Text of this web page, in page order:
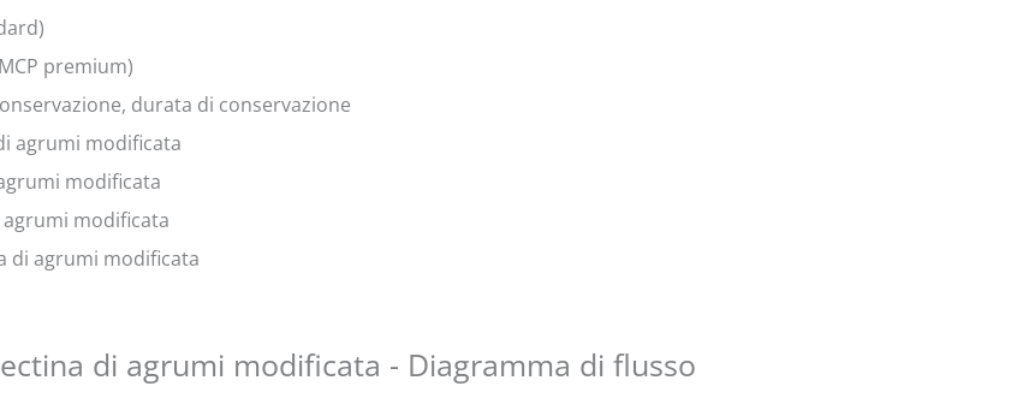
premium)
durata di conservazione
agrumi modificata
modificata
modificata
di agrumi modificata
di agrumi modificata - Diagramma di flusso